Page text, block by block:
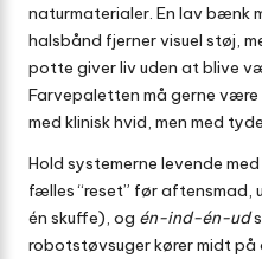
naturmaterialer. En lav bænk
halsbånd fjerner visuel støj,
potte giver liv uden at blive
Farvepaletten må gerne være
med klinisk hvid, men med
Hold systemerne levende med
fælles “reset” før aftensmad,
én skuffe), og én-ind-én-ud
robotstøvsuger kører midt på